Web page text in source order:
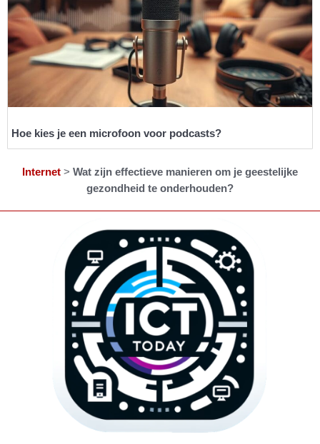
Hoe kies je een microfoon voor podcasts?
Internet > Wat zijn effectieve manieren om je geestelijke
gezondheid te onderhouden?